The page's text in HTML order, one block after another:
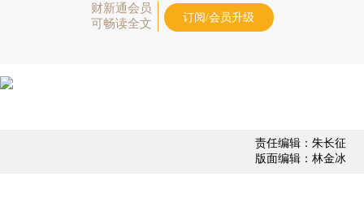
财新通会员
可畅读全文
订阅/会员升级
责任编辑：朱长征
版面编辑：林金冰